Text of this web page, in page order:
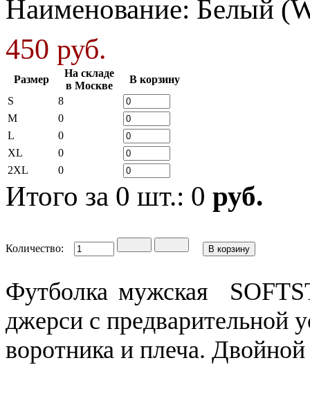
Наименование: Белый
450 руб.
Размер
На складе
в Москве
В корзину
S
8
M
0
L
0
XL
0
2XL
0
Итого за 0 шт.: 0 руб.
Количество:
Футболка мужская
джерси c предварительной
воротника и плеча.